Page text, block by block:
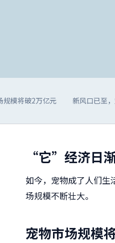
规模将破2万亿元 新风口已至
“它”经济日渐
如今，宠物成了人们生
场规模不断壮大。
宠物市场规模